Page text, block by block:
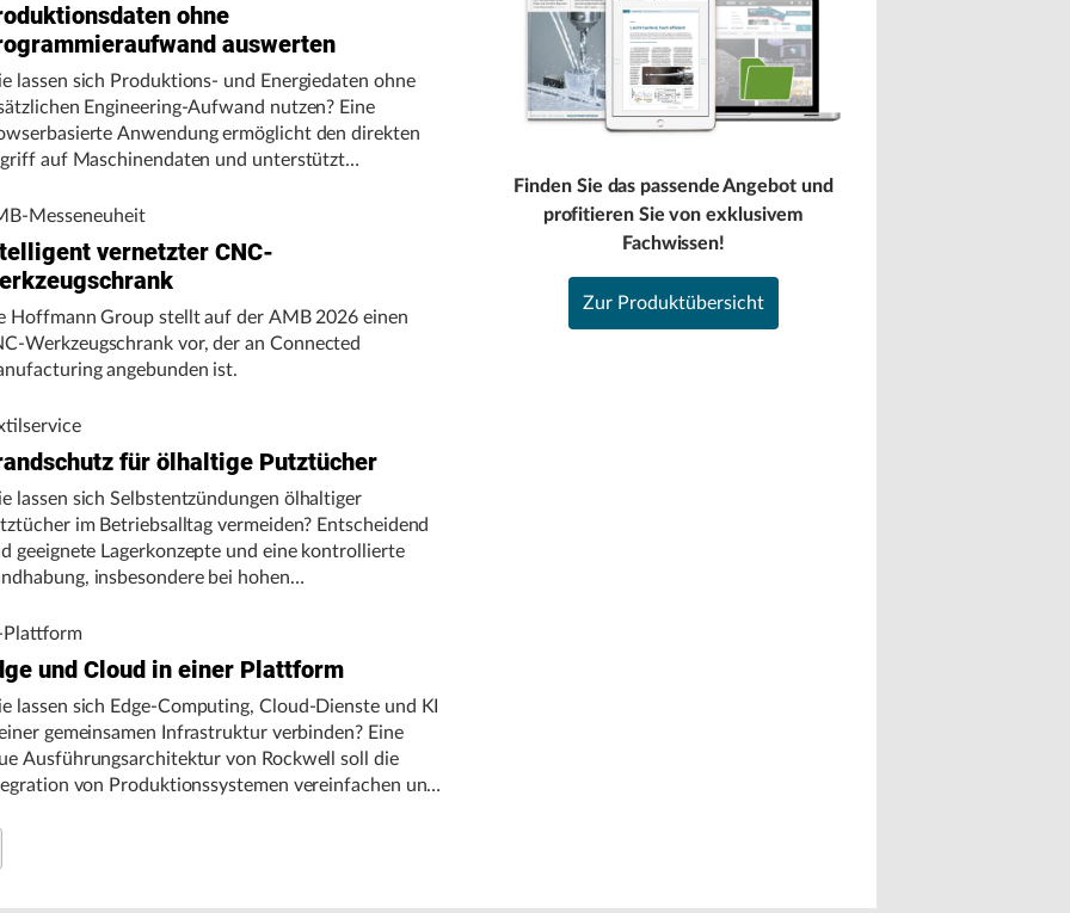
ohne
auswerten
lassen sich Produktions- und Energiedaten ohne
Engineering-Aufwand nutzen? Eine
Anwendung ermöglicht den direkten
auf Maschinendaten und unterstützt
Stillständen und Energieverbrauch.
Messeneuheit
vernetzter CNC-
Hoffmann Group stellt auf der AMB 2026 einen
Werkzeugschrank vor, der an Connected
angebunden ist.
für ölhaltige Putztücher
lassen sich Selbstentzündungen ölhaltiger
im Betriebsalltag vermeiden? Entscheidend
geeignete Lagerkonzepte und eine kontrollierte
insbesondere bei hohen
Plattform
und Cloud in einer Plattform
lassen sich Edge-Computing, Cloud-Dienste und KI
gemeinsamen Infrastruktur verbinden? Eine
Ausführungsarchitektur von Rockwell soll die
von Produktionssystemen vereinfachen und
Finden Sie das passende Angebot und
profitieren Sie von exklusivem
Fachwissen!
Zur Produktübersicht